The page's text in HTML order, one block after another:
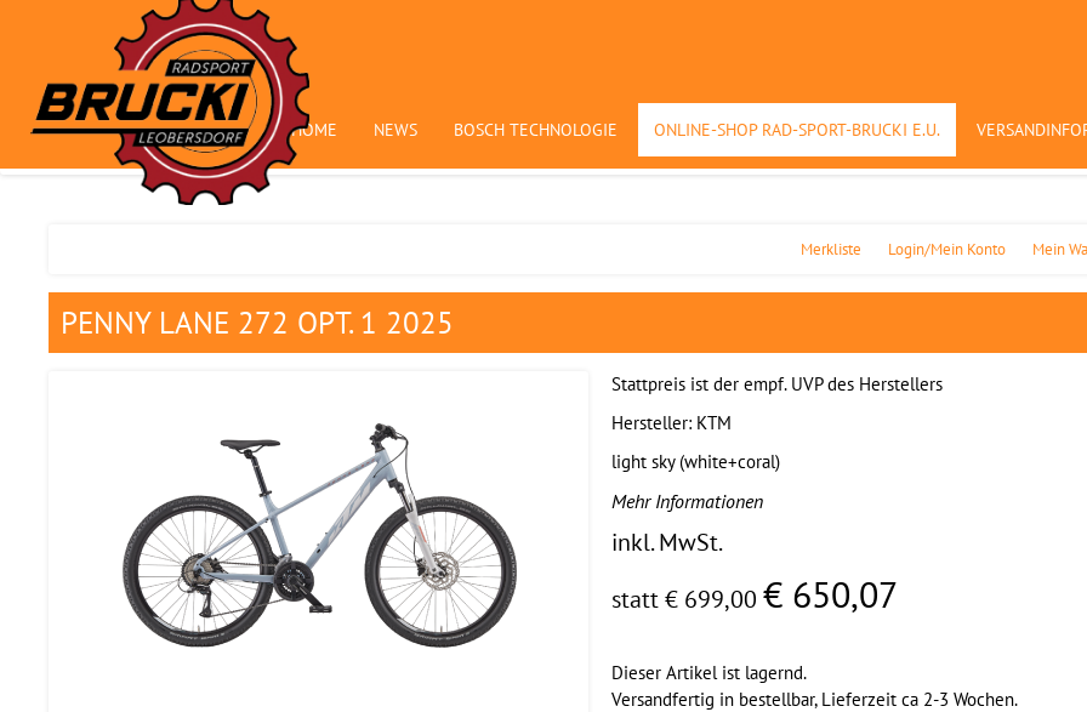
HOME NEWS BOSCH TECHNOLOGIE ONLINE-SHOP RAD-SPORT-BRUCKI E.U.
Mein
Login/Mein Konto
Merkliste
PENNY LANE 272 OPT. 1 2025
Stattpreis ist der empf. UVP des Herstellers
Hersteller: KTM
light sky (white+coral)
Mehr Informationen
inkl. MwSt.
statt € 699,00 € 650,07
Dieser Artikel ist lagernd.
Versandfertig in bestellbar, Lieferzeit ca 2-3 Wochen.